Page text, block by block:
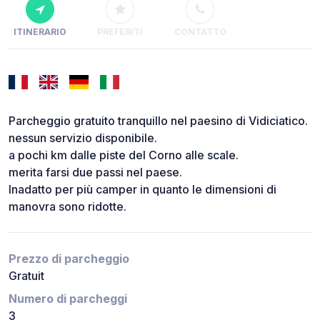
ITINERARIO PREFERITI CONTATTO
Parcheggio gratuito tranquillo nel paesino di Vidiciatico.
nessun servizio disponibile.
a pochi km dalle piste del Corno alle scale.
merita farsi due passi nel paese.
Inadatto per più camper in quanto le dimensioni di
manovra sono ridotte.
Prezzo di parcheggio
Gratuit
Numero di parcheggi
3